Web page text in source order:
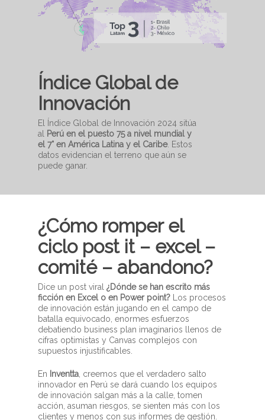
Índice Global de
Innovación
El Índice Global de Innovación 2024 sitúa
al Perú en el puesto 75 a nivel mundial y
el 7° en América Latina y el Caribe. Estos
datos evidencian el terreno que aún se
puede ganar.
¿Cómo romper el
ciclo post it – excel –
comité – abandono?
Dice un post viral¿Dónde se han escrito más
ficción en Excel o en Power point? Los procesos
de innovación están jugando en el campo de
batalla equivocado, enormes esfuerzos
debatiendo business plan imaginarios llenos de
cifras optimistas y Canvas complejos con
supuestos injustificables.
En Inventta, creemos que el verdadero salto
innovador en Perú se dará cuando los equipos
de innovación salgan más a la calle, tomen
acción, asuman riesgos, se sienten más con los
clientes y menos con sus informes de gestión.